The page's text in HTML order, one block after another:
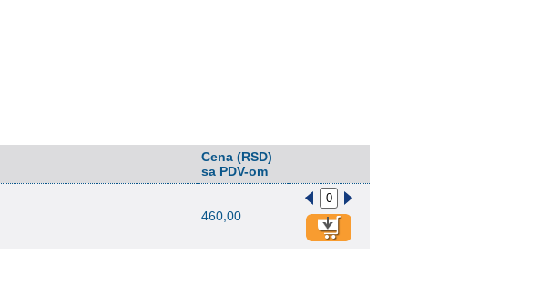
Cena (RSD)
sa PDV-om
460,00